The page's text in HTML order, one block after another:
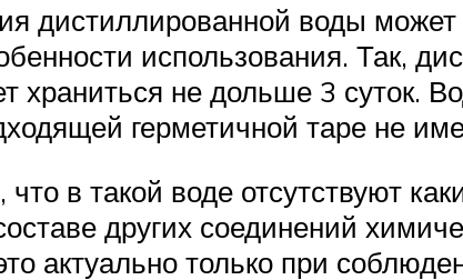
дистиллированной воды
использования. Так,
не дольше 3 суток.
герметичной таре не
в такой воде отсутствуют
других соединений
актуально только при